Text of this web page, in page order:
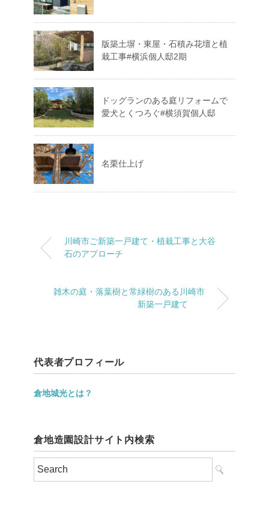
版築土塀・東屋・石積み花壇と植
栽工事#横浜個人邸2期
ドッグランのある庭リフォームで
愛犬とくつろぐ#横須賀個人邸
名栗仕上げ
川崎市ご新築一戸建て・植栽工事と大谷
石のアプローチ
雑木の庭・落葉樹と常緑樹のある川崎市
新築一戸建て
代表者プロフィール
倉地城光とは？
倉地造園設計サイト内検索